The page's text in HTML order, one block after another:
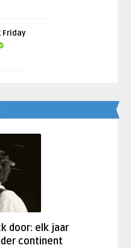
Friday
door: elk jaar
continent